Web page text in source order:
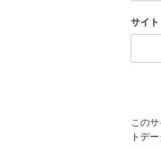
サイト
この
トデ